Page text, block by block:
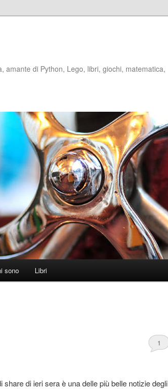
amante di Python, Lego, libri, giochi, matematica,
sono Libri
1
share di ieri sera è una delle più belle notizie degli